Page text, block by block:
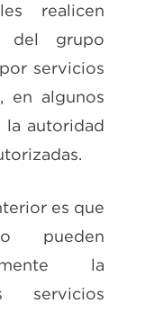
realicen
del grupo
servicios
en algunos
la autoridad
es que
pueden
la
servicios